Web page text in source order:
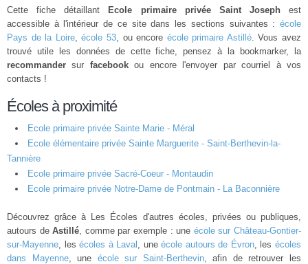
Cette fiche détaillant Ecole primaire privée Saint Josephest
accessible à l'intérieur de ce site dans les sections suivantes : école
Pays de la Loire,école 53, ou encore école primaire Astillé. Vous avez
trouvé utile les données de cette fiche, pensez à la bookmarker, la
recommander sur facebookou encore l'envoyer par courriel à vos
contacts !
Écoles à proximité
Ecole primaire privée Sainte Marie - Méral
Ecole élémentaire privée Sainte Marguerite - Saint-Berthevin-la-
Tannière
Ecole primaire privée Sacré-Coeur - Montaudin
Ecole primaire privée Notre-Dame de Pontmain - La Baconnière
Découvrez grâce à Les Écoles d'autres écoles, privées ou publiques,
autours deAstillé, comme par exemple : une école sur Château-Gontier-
sur-Mayenne, lesécoles à Laval , uneécole autours de Évron, lesécoles
dans Mayenne, une école sur Saint-Berthevin, afin de retrouver les